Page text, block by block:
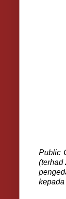
Public
(terhad
kepada